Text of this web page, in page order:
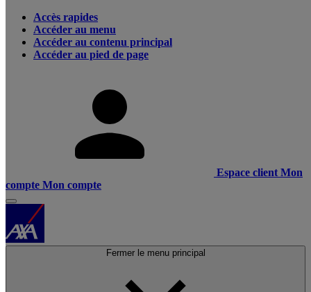
Accès rapides
Accéder au menu
Accéder au contenu principal
Accéder au pied de page
Espace client Mon
compte Mon compte
Fermer le menu principal